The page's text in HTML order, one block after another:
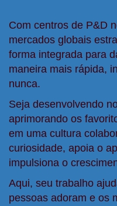
Com centros de P&D
mercados globais
forma integrada para
maneira mais rápida,
nunca.
Seja desenvolvendo
aprimorando os
em uma cultura
curiosidade, apoia o
impulsiona o
Aqui, seu trabalho
pessoas adoram e os